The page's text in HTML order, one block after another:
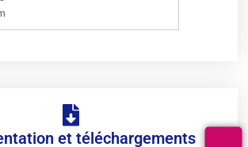
et téléchargements